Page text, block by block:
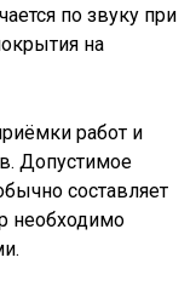
по звуку при
на
работ и
Допустимое
составляет
необходимо